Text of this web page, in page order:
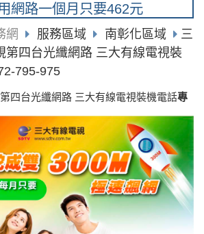
網路一個月只要462元
網 服務區域 南彰化區域
三
第四台光纖網路 三大有線電視裝
795-975
四台光纖網路 三大有線電視裝機電話專